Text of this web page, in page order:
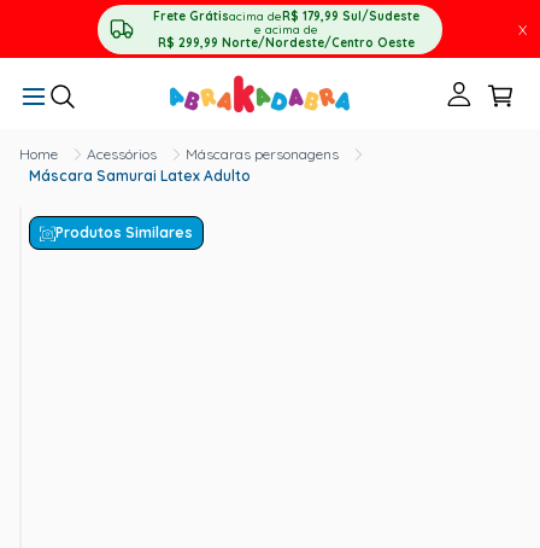
Frete Grátisacima deR$ 179,99 Sul/Sudeste
e acima de
R$ 299,99 Norte/Nordeste/Centro Oeste
X
Acessórios
Máscaras personagens
Máscara Samurai Latex Adulto
Produtos Similares